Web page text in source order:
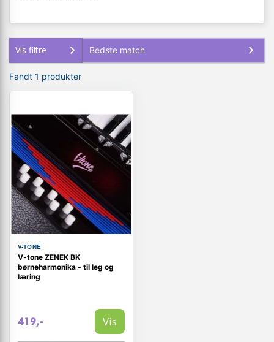
Vis filtre
Fandt 1 produkter
V-TONE
V-tone ZENEK BK
børneharmonika - til leg og
læring
419,- Vis